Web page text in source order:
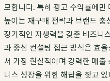
모합니다. 특히 광고 수익률에
높이는 재구매 전략과 브랜드
장기적인 자생력을 갖춘 비즈니
과 중심 컨설팅 접근 방식은 효
서 가장 현실적이며 강력한 매
니스 성장을 위한 해답을 찾고